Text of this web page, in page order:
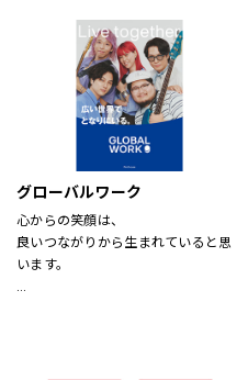
グローバルワーク
心からの笑顔は、
良いつながりから生まれていると思
います。